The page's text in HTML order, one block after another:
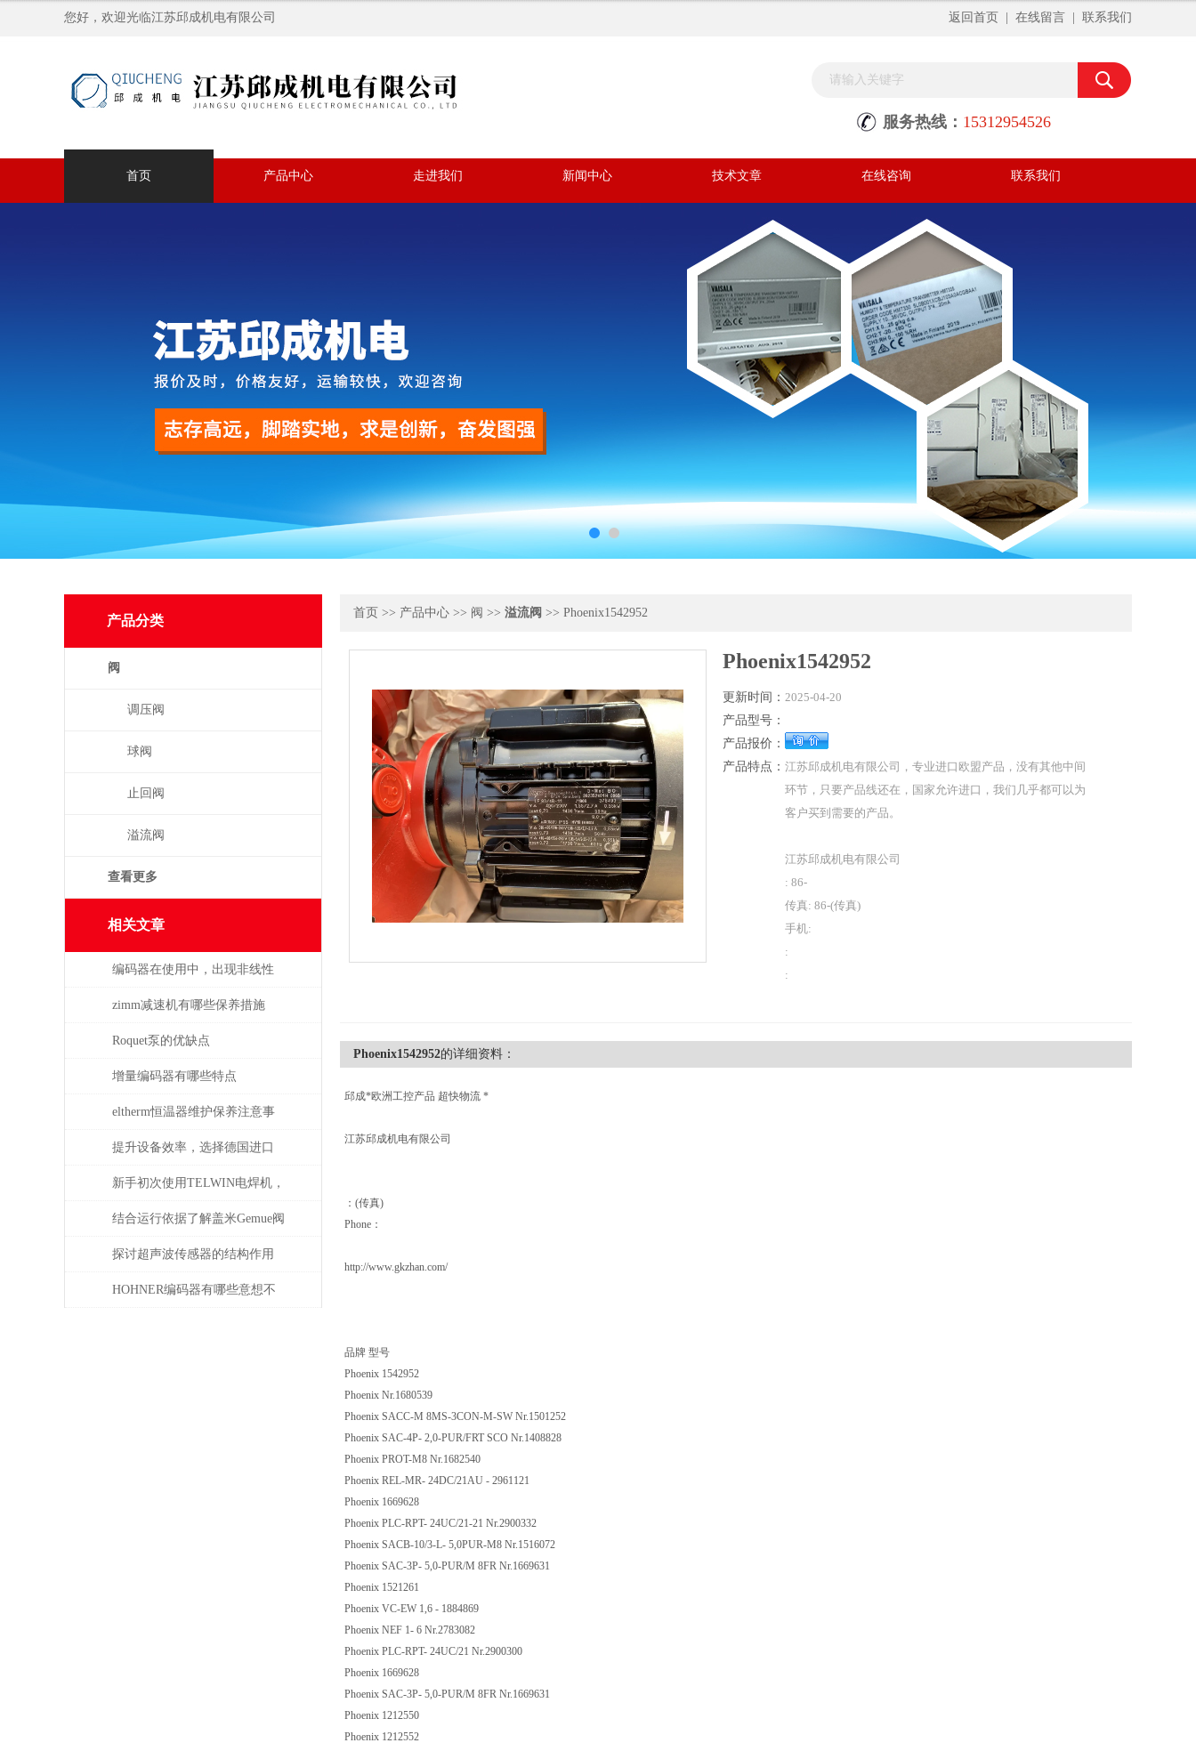
您好，欢迎光临江苏邱成机电有限公司 返回首页 在线留言 联系我们
服务热线： 15312954526
首页 产品中心 走进我们 新闻中心 技术文章 在线咨询 联系我们
产品分类
阀
调压阀
球阀
止回阀
溢流阀
查看更多
相关文章
编码器在使用中，出现非线性
误差的处理
zimm减速机有哪些保养措施
Roquet泵的优缺点
增量编码器有哪些特点
eltherm恒温器维护保养注意事
项
提升设备效率，选择德国进口
SPECK泵备件
新手初次使用TELWIN电焊机，
需注意这几点
结合运行依据了解盖米Gemue阀
门
探讨超声波传感器的结构作用
HOHNER编码器有哪些意想不
首页 >> 产品中心 >> 阀 >> 溢流阀 >> Phoenix1542952
Phoenix1542952
更新时间： 2025-04-20
产品型号：
产品报价：
产品特点： 江苏邱成机电有限公司，专业进口欧盟产品，没有其他中间
环节，只要产品线还在，国家允许进口，我们几乎都可以为
客户买到需要的产品。
江苏邱成机电有限公司
: 86-
传真: 86-(传真)
手机:
:
:
Phoenix1542952的详细资料：
邱成*欧洲工控产品 超快物流 *
江苏邱成机电有限公司
：(传真)
Phone：
http://www.gkzhan.com/
品牌 型号
Phoenix 1542952
Phoenix Nr.1680539
Phoenix SACC-M 8MS-3CON-M-SW Nr.1501252
Phoenix SAC-4P- 2,0-PUR/FRT SCO Nr.1408828
Phoenix PROT-M8 Nr.1682540
Phoenix REL-MR- 24DC/21AU - 2961121
Phoenix 1669628
Phoenix PLC-RPT- 24UC/21-21 Nr.2900332
Phoenix SACB-10/3-L- 5,0PUR-M8 Nr.1516072
Phoenix SAC-3P- 5,0-PUR/M 8FR Nr.1669631
Phoenix 1521261
Phoenix VC-EW 1,6 - 1884869
Phoenix NEF 1- 6 Nr.2783082
Phoenix PLC-RPT- 24UC/21 Nr.2900300
Phoenix 1669628
Phoenix SAC-3P- 5,0-PUR/M 8FR Nr.1669631
Phoenix 1212550
Phoenix 1212552